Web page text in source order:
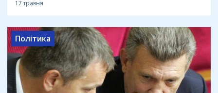
17 травня
Політика